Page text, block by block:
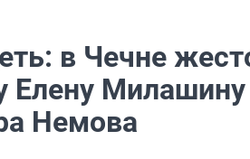
в Чечне
Елену
Немова